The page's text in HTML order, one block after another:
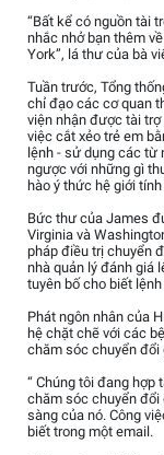
“Bất kể có nguồn tài
nhắc nhở bạn thêm
York”, lá thư của bà
Tuần trước, Tổng
chỉ đạo các cơ quan
viện nhận được tài
việc cắt xẻo trẻ em
lệnh - sử dụng các từ
ngược với những gì
hào ý thức hệ giới tính
Bức thư của James
Virginia và
pháp điều trị chuyển
nhà quản lý đánh giá
tuyên bố cho biết
Phát ngôn nhân của
hệ chặt chẽ với các
chăm sóc chuyển đổi
“ Chúng tôi đang hợp
chăm sóc chuyển đổi
sàng của nó. Công
biết trong một email.